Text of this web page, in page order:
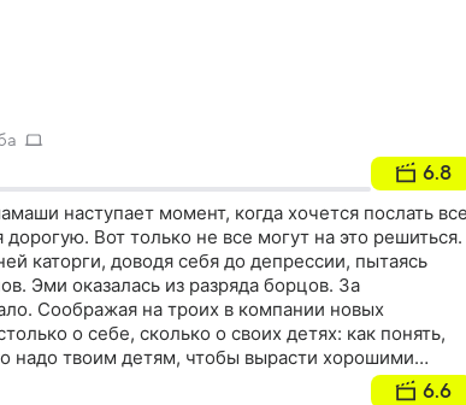
6.8
наступает момент, когда хочется послать все
Вот только не все могут на это решиться.
каторги, доводя себя до депрессии, пытаясь
Эми оказалась из разряда борцов. За
Соображая на троих в компании новых
о себе, сколько о своих детях: как понять,
надо твоим детям, чтобы вырасти хорошими
6.6